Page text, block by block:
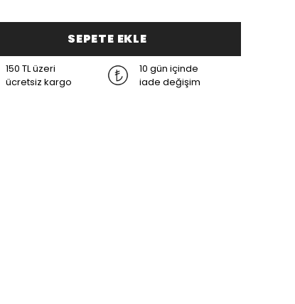
SEPETE EKLE
150 TL üzeri
ücretsiz kargo
10 gün içinde
iade değişim